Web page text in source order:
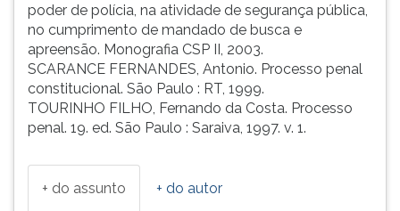
poder de polícia, na atividade de segurança pública,
no cumprimento de mandado de busca e
apreensão. Monografia CSP II, 2003.
SCARANCE FERNANDES, Antonio. Processo penal
constitucional. São Paulo : RT, 1999.
TOURINHO FILHO, Fernando da Costa. Processo
penal. 19. ed. São Paulo : Saraiva, 1997. v. 1.
+ do assunto + do autor